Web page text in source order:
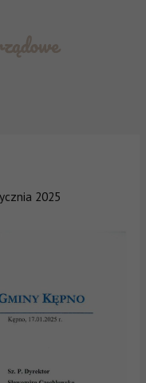
2025